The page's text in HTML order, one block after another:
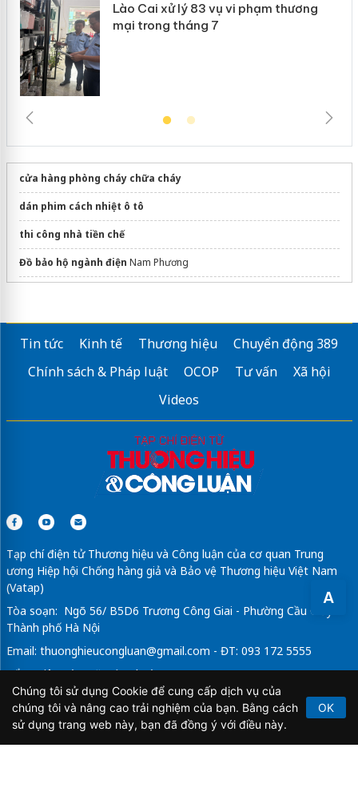
A
Lào Cai xử lý 83 vụ vi phạm thương
mại trong tháng 7
cửa hàng phòng cháy chữa cháy
dán phim cách nhiệt ô tô
thi công nhà tiền chế
Đồ bảo hộ ngành điện Nam Phương
Tin tức Kinh tế Thương hiệu
Chuyển động 389
Chính sách & Pháp luật
OCOP Tư vấn
Xã hội
Videos
Tạp chí điện tử Thương hiệu và Công luận của cơ quan Trung
ương Hiệp hội Chống hàng giả và Bảo vệ Thương hiệu Việt Nam
(Vatap)
Tòa soạn: Ngõ 56/ B5D6 Trương Công Giai - Phường Cầu Giấy -
Thành phố Hà Nội
Email: thuonghieucongluan@gmail.com - ĐT: 093 172 5555
Tổng Biên Tập: Vũ Đức Thuận
Giấy phép hoạt động báo chí điện tử số 64/GP-BTTTT do Bộ
Thông tin và Truyền thông cấp ngày 21/2/2020.
Chúng tôi sử dụng Cookie để cung cấp dịch vụ của
chúng tôi và nâng cao trải nghiệm của bạn. Bằng cách
sử dụng trang web này, bạn đã đồng ý với điều này.
OK